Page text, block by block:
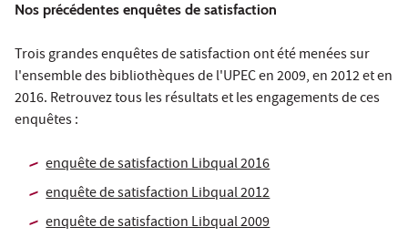
Nos précédentes enquêtes de satisfaction
Trois grandes enquêtes de satisfaction ont été menées sur
l'ensemble des bibliothèques de l'UPEC en 2009, en 2012 et en
2016. Retrouvez tous les résultats et les engagements de ces
enquêtes :
enquête de satisfaction Libqual 2016
enquête de satisfaction Libqual 2012
enquête de satisfaction Libqual 2009